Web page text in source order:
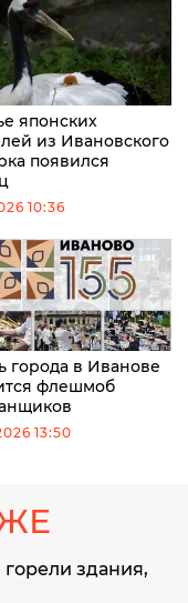
японских
из Ивановского
появился
10:36
города в Иванове
флешмоб
13:50
горели здания,